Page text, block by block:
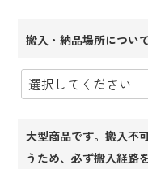
搬入・納品場所につい
大型商品です。搬入不
うため、必ず搬入経路